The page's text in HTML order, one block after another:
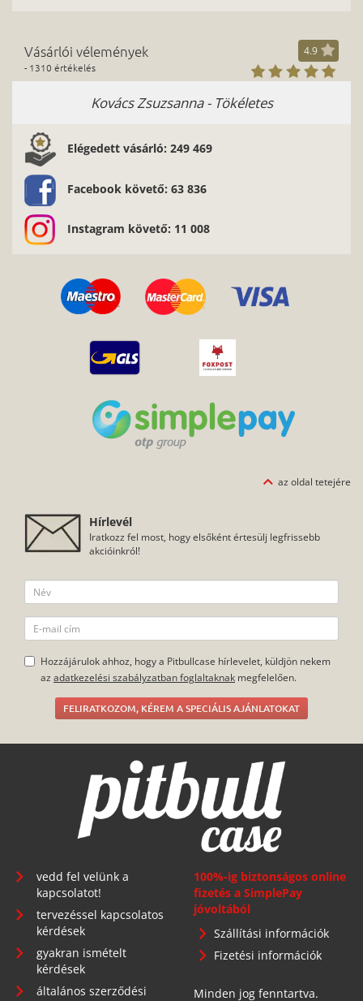
Vásárlói vélemények
- 1310 értékelés
4.9
Faragó Zoltán - Gyors
Elégedett vásárló: 249 469
Facebook követő: 63 836
Instagram követő: 11 008
az oldal tetejére
Hírlevél
Iratkozz fel most, hogy elsőként értesülj legfrissebb
akcióinkról!
Hozzájárulok ahhoz, hogy a Pitbullcase hírlevelet, küldjön nekem
az adatkezelési szabályzatban foglaltaknak megfelelően.
FELIRATKOZOM, KÉREM A SPECIÁLIS AJÁNLATOKAT
vedd fel velünk a
kapcsolatot!
tervezéssel kapcsolatos
kérdések
gyakran ismételt
kérdések
általános szerződési
100%-ig biztonságos online
fizetés a SimplePay
jóvoltából
Szállítási információk
Fizetési információk
Minden jog fenntartva.